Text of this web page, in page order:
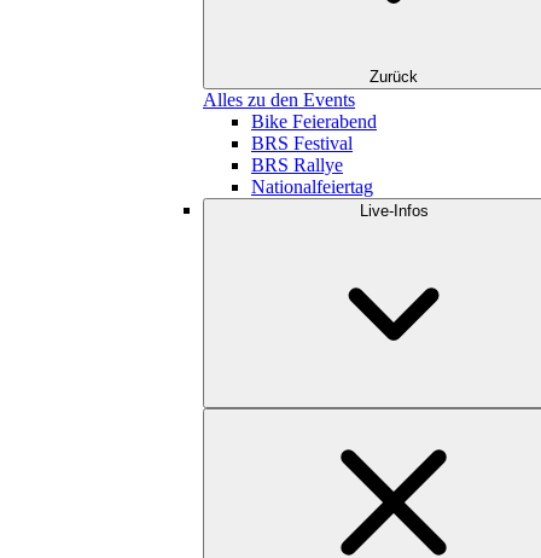
Zurück
Alles zu den Events
Bike Feierabend
BRS Festival
BRS Rallye
Nationalfeiertag
Live-Infos